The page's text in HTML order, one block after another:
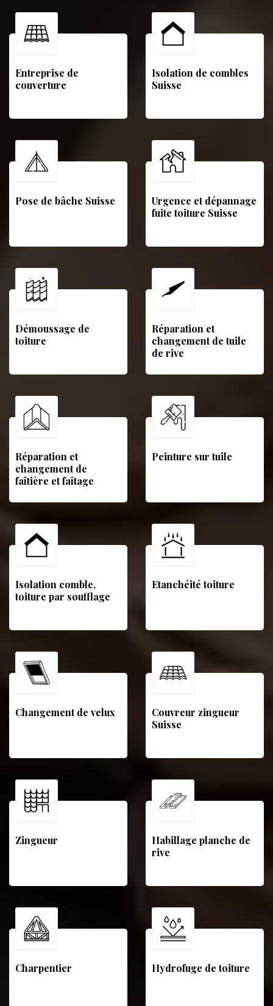
Entreprise de
couverture
Isolation de combles
Suisse
Pose de bâche Suisse
Urgence et dépannage
fuite toiture Suisse
Démoussage de
toiture
Réparation et
changement de tuile
de rive
Réparation et
changement de
faîtière et faîtage
Peinture sur tuile
Isolation comble,
toiture par soufflage
Etanchéité toiture
Changement de velux
Couvreur zingueur
Suisse
Zingueur
Habillage planche de
rive
Charpentier Hydrofuge de toiture